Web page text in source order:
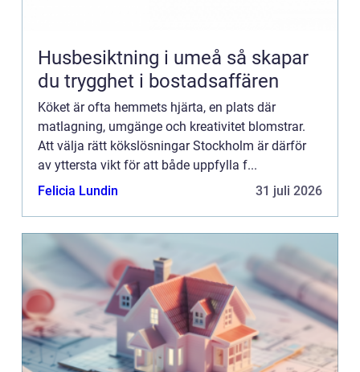
Husbesiktning i umeå så skapar
du trygghet i bostadsaffären
Köket är ofta hemmets hjärta, en plats där
matlagning, umgänge och kreativitet blomstrar.
Att välja rätt kökslösningar Stockholm är därför
av yttersta vikt för att både uppfylla f...
Felicia Lundin
31 juli 2026